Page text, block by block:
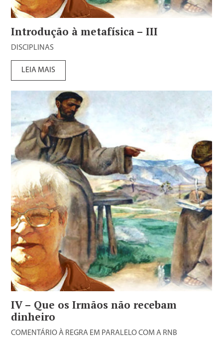
Introdução à metafísica – III
DISCIPLINAS
LEIA MAIS
IV – Que os Irmãos não recebam
dinheiro
COMENTÁRIO À REGRA EM PARALELO COM A RNB